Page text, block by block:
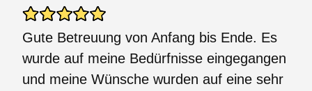
Gute Betreuung von Anfang bis Ende. Es
wurde auf meine Bedürfnisse eingegangen
und meine Wünsche wurden auf eine sehr